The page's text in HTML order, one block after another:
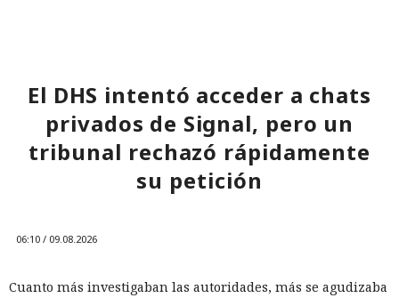
El DHS intentó acceder a chats
privados de Signal, pero un
tribunal rechazó rápidamente
su petición
06:10 / 09.08.2026
Cuanto más investigaban las autoridades, más se agudizaba